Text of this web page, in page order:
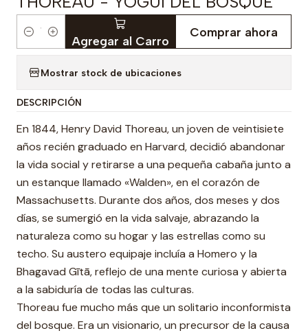
Cantidad Agregar al Carro
Comprar ahora
Mostrar stock de ubicaciones
DESCRIPCIÓN
En 1844, Henry David Thoreau, un joven de veintisiete
años recién graduado en Harvard, decidió abandonar
la vida social y retirarse a una pequeña cabaña junto a
un estanque llamado «Walden», en el corazón de
Massachusetts. Durante dos años, dos meses y dos
días, se sumergió en la vida salvaje, abrazando la
naturaleza como su hogar y las estrellas como su
techo. Su austero equipaje incluía a Homero y la
Bhagavad Gītā, reflejo de una mente curiosa y abierta
a la sabiduría de todas las culturas.
Thoreau fue mucho más que un solitario inconformista
del bosque. Era un visionario, un precursor de la causa